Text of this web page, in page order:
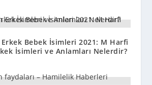
Bebek İsimleri 2021: M Harfi
İsimleri ve Anlamları Nelerdir?